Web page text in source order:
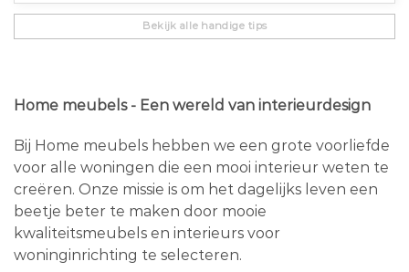
Bekijk alle handige tips
Home meubels - Een wereld van interieurdesign
Bij Home meubels hebben we een grote voorliefde
voor alle woningen die een mooi interieur weten te
creëren. Onze missie is om het dagelijks leven een
beetje beter te maken door mooie
kwaliteitsmeubels en interieurs voor
woninginrichting te selecteren.